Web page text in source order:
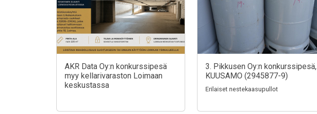
AKR Data Oy:n konkurssipesä
myy kellarivaraston Loimaan
keskustassa
3. Pikkusen Oy:n konkurssipesä,
KUUSAMO (2945877-9)
Erilaiset nestekaasupullot